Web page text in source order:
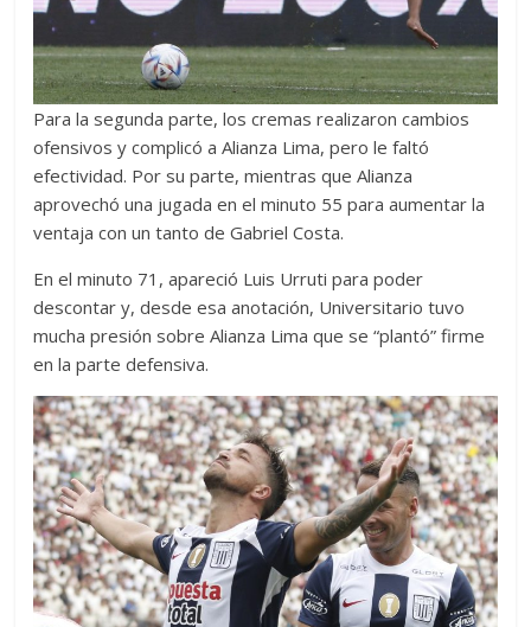
Para la segunda parte, los cremas realizaron cambios
ofensivos y complicó a Alianza Lima, pero le faltó
efectividad. Por su parte, mientras que Alianza
aprovechó una jugada en el minuto 55 para aumentar la
ventaja con un tanto de Gabriel Costa.
En el minuto 71, apareció Luis Urruti para poder
descontar y, desde esa anotación, Universitario tuvo
mucha presión sobre Alianza Lima que se “plantó” firme
en la parte defensiva.